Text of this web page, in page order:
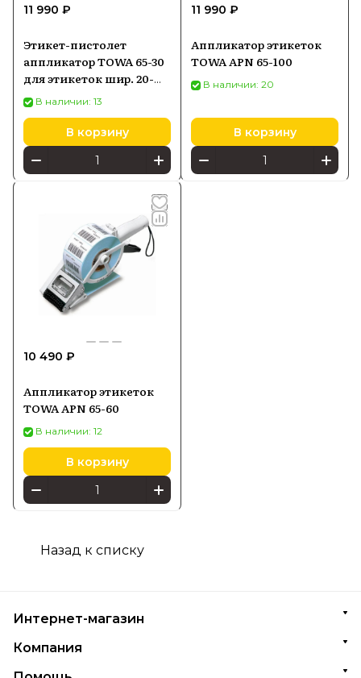
11 990 ₽
Этикет-пистолет
аппликатор TOWA 65-30
для этикеток шир. 20-
30мм (APN-30)
В наличии: 13
В корзину
11 990 ₽
Аппликатор этикеток
TOWA APN 65-100
В наличии: 20
В корзину
10 490 ₽
Аппликатор этикеток
TOWA APN 65-60
В наличии: 12
В корзину
Назад к списку
Интернет-магазин
Компания